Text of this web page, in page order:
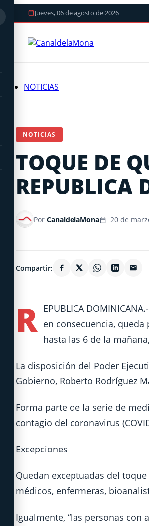
Jueves, 06 de agosto de 2026
NOTICIAS
NOTICIAS
TOQUE DE
REPUBLICA
Por CanaldelaMona 20 de
Compartir:
R EPUBLICA
en consecuencia,
hasta las 6 de la
La disposición del Poder
Gobierno, Roberto Rodríguez
Forma parte de la serie de
contagio del coronavirus
Excepciones
Quedan exceptuadas del
médicos, enfermeras,
Igualmente, “las personas con